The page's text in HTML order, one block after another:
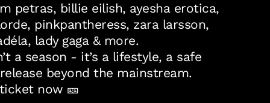
petras, billie eilish, ayesha erotica,
pinkpantheress, zara larsson,
lady gaga & more.
a season - it’s a lifestyle, a safe
beyond the mainstream.
now 🎫